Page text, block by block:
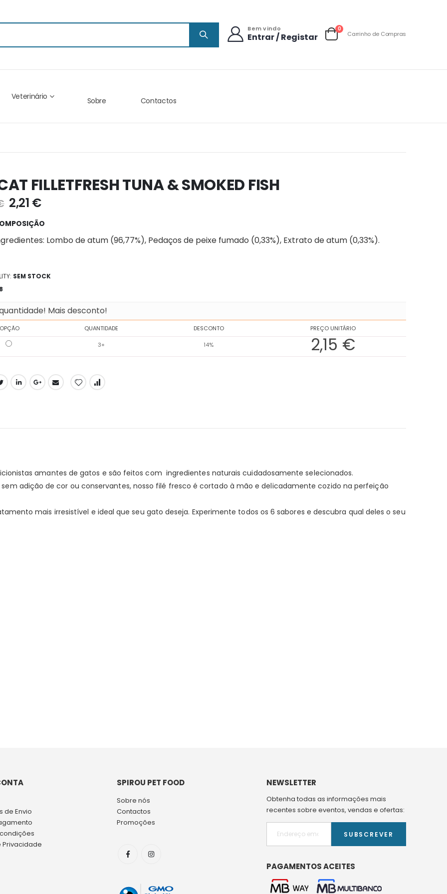
Bem vindo
Entrar / Registar Carrinho
0items
Carrinho de Compras
Veterinário Sobre Contactos
FILLETFRESH TUNA & SMOKED FISH
2,21 €
Lombo de atum (96,77%), Pedaços de peixe fumado (0,33%), Extrato de atum (0,33%).
SEM STOCK
Mais desconto!
OPÇÃO QUANTIDADE DESCONTO PREÇO UNITÁRIO
3+ 14% 2,15 €
amantes de gatos e são feitos com ingredientes naturais cuidadosamente selecionados.
adição de cor ou conservantes, nosso filé fresco é cortado à mão e delicadamente cozido na perfeição
mais irresistível e ideal que seu gato deseja. Experimente todos os 6 sabores e descubra qual deles o seu
de Envio
Privacidade
SPIROU PET FOOD
Sobre nós
Contactos
Promoções
NEWSLETTER
Obtenha todas as informações mais
recentes sobre eventos, vendas e ofertas:
SUBSCREVER
PAGAMENTOS ACEITES